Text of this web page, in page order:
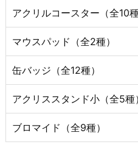
アクリルコースター（全10種
マウスパッド（全2種）
缶バッジ（全12種）
アクリススタンド小（全5種）
ブロマイド（全9種）